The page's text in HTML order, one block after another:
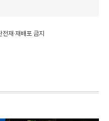
재·재배포 금지